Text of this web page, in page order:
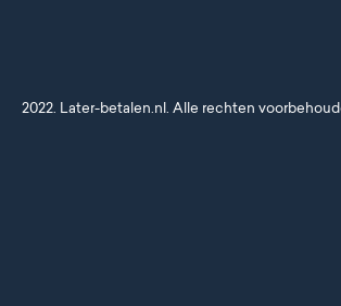
2022. Later-betalen.nl. Alle rechten